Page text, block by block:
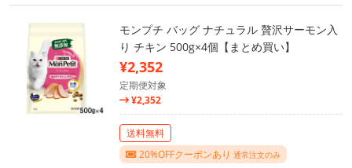
モンプチ バッグ ナチュラル 贅沢サーモン入
り チキン 500g×4個【まとめ買い】
¥2,352
定期便対象
¥2,352
送料無料
20%OFFクーポンあり 通常注文のみ